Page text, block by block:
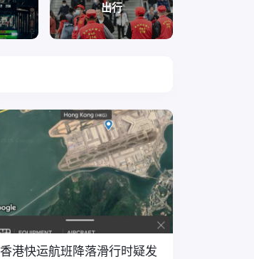
出行
香港快运航班降落滑行时疑发